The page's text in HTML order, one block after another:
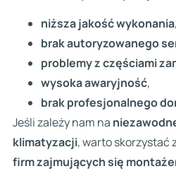
niższa jakość wykonania,
brak autoryzowanego
problemy z częściami
wysoka awaryjność,
brak profesjonalnego
Jeśli zależy nam na
klimatyzacji, warto skorzystać
firm zajmujących się